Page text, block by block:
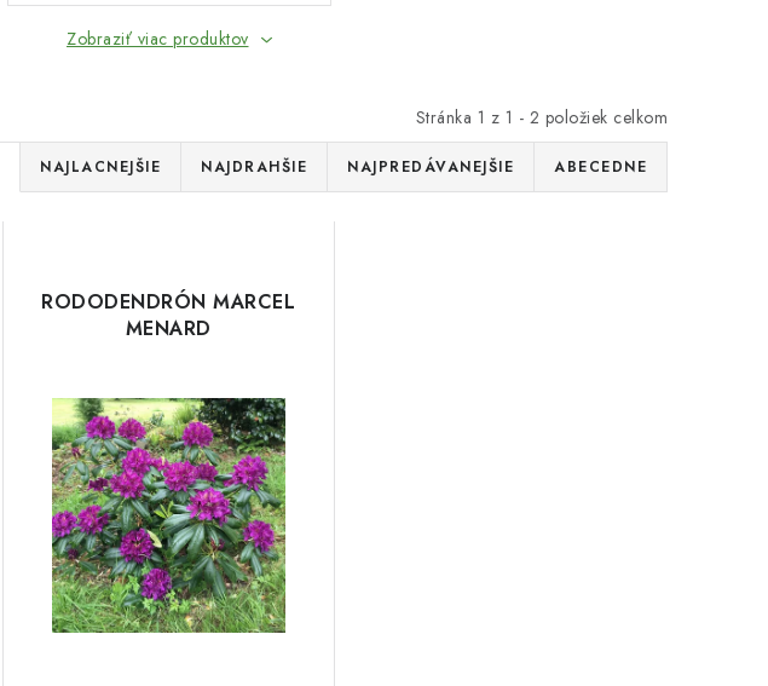
Zobraziť viac produktov
Stránka 1 z 1 - 2 položiek celkom
NAJLACNEJŠIE NAJDRAHŠIE NAJPREDÁVANEJŠIE ABECEDNE
RODODENDRÓN MARCEL
MENARD